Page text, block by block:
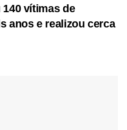
140 vítimas de
anos e realizou cerca